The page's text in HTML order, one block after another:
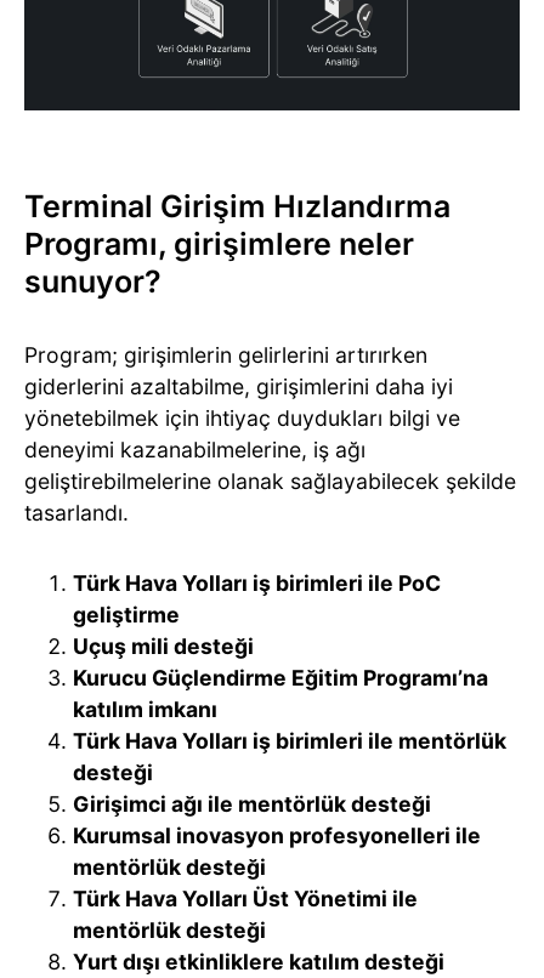
Terminal Girişim Hızlandırma
Programı, girişimlere neler
sunuyor?
Program; girişimlerin gelirlerini artırırken
giderlerini azaltabilme, girişimlerini daha iyi
yönetebilmek için ihtiyaç duydukları bilgi ve
deneyimi kazanabilmelerine, iş ağı
geliştirebilmelerine olanak sağlayabilecek şekilde
tasarlandı.
Türk Hava Yolları iş birimleri ile PoC
geliştirme
Uçuş mili desteği
Kurucu Güçlendirme Eğitim Programı’na
katılım imkanı
Türk Hava Yolları iş birimleri ile mentörlük
desteği
Girişimci ağı ile mentörlük desteği
Kurumsal inovasyon profesyonelleri ile
mentörlük desteği
Türk Hava Yolları Üst Yönetimi ile
mentörlük desteği
Yurt dışı etkinliklere katılım desteği